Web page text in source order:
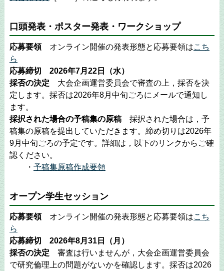
口頭発表・ポスター発表・ワークショップ
応募要領オンライン開催の発表形態と応募要領はこち
ら
応募締切 2026年7月22日（水）
採否の決定 大会企画運営委員会で審査の上，採否を決
定します。採否は2026年8月中旬ごろにメールで通知し
ます。
採択された場合の予稿集の原稿採択された場合は，予
稿集の原稿を提出していただきます。締め切りは2026年
9月中旬ごろの予定です。詳細は，以下のリンクからご確
認ください。
・ 予稿集原稿作成要領
オープン学生セッション
応募要領オンライン開催の発表形態と応募要領はこち
ら
応募締切 2026年8月31日（月）
採否の決定 審査は行いませんが，大会企画運営委員会
で研究倫理上の問題がないかを確認します。採否は2026